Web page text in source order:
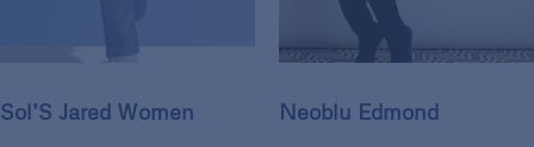
Sol’S Jared Women Neoblu Edmond